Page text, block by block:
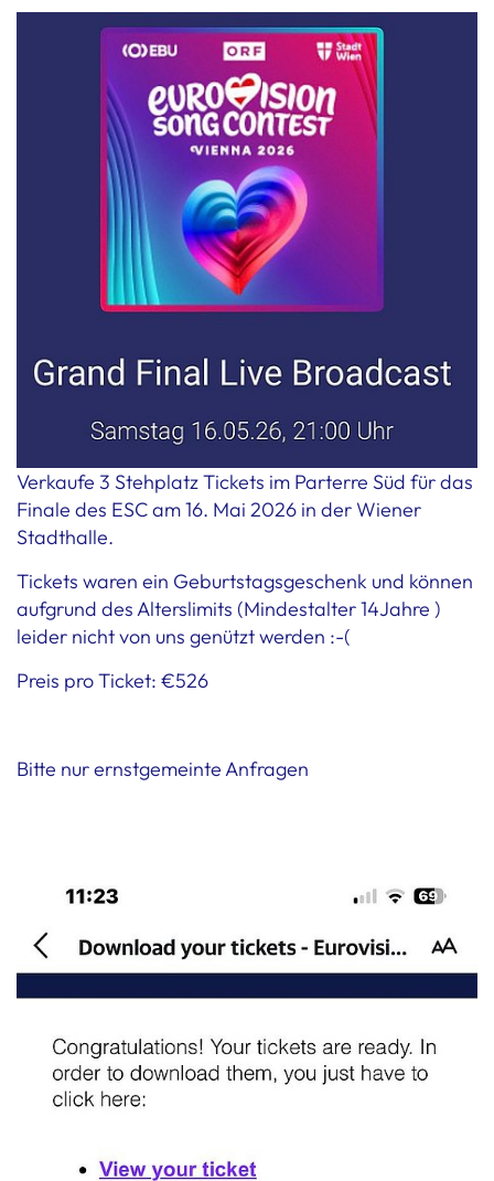
Verkaufe 3 Stehplatz Tickets im Parterre Süd für das
Finale des ESC am 16. Mai 2026 in der Wiener
Stadthalle.
Tickets waren ein Geburtstagsgeschenk und können
aufgrund des Alterslimits (Mindestalter 14Jahre )
leider nicht von uns genützt werden :-(
Preis pro Ticket: €526
Bitte nur ernstgemeinte Anfragen